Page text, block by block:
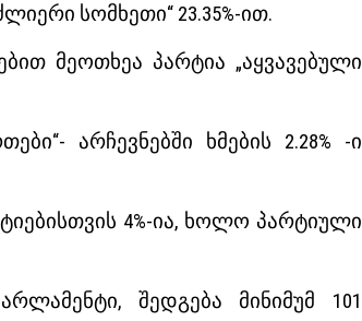
სომხეთი“ 23.35%-ით.
მეოთხეა პარტია „აყვავებული
არჩევნებში ხმების 2.28% -ი
4%-ია, ხოლო პარტიული
შედგება მინიმუმ 101